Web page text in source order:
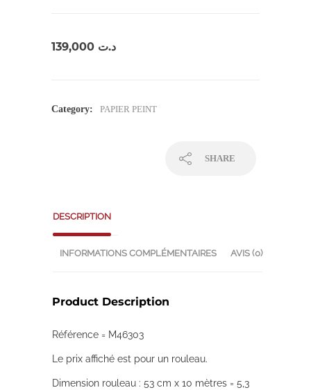
د.ت
Category: PAPIER PEINT
SHARE
DESCRIPTION
INFORMATIONS COMPLÉMENTAIRES AVIS (0)
Product Description
Référence = M46303
Le prix affiché est pour un rouleau.
Dimension rouleau : 53 cm x 10 mètres = 5,3